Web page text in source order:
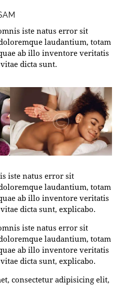
iste natus error sit
laudantium, totam
ab illo inventore veritatis
dicta sunt.
iste natus error sit
laudantium, totam
ab illo inventore veritatis
dicta sunt, explicabo.
iste natus error sit
laudantium, totam
ab illo inventore veritatis
dicta sunt, explicabo.
consectetur adipisicing elit,